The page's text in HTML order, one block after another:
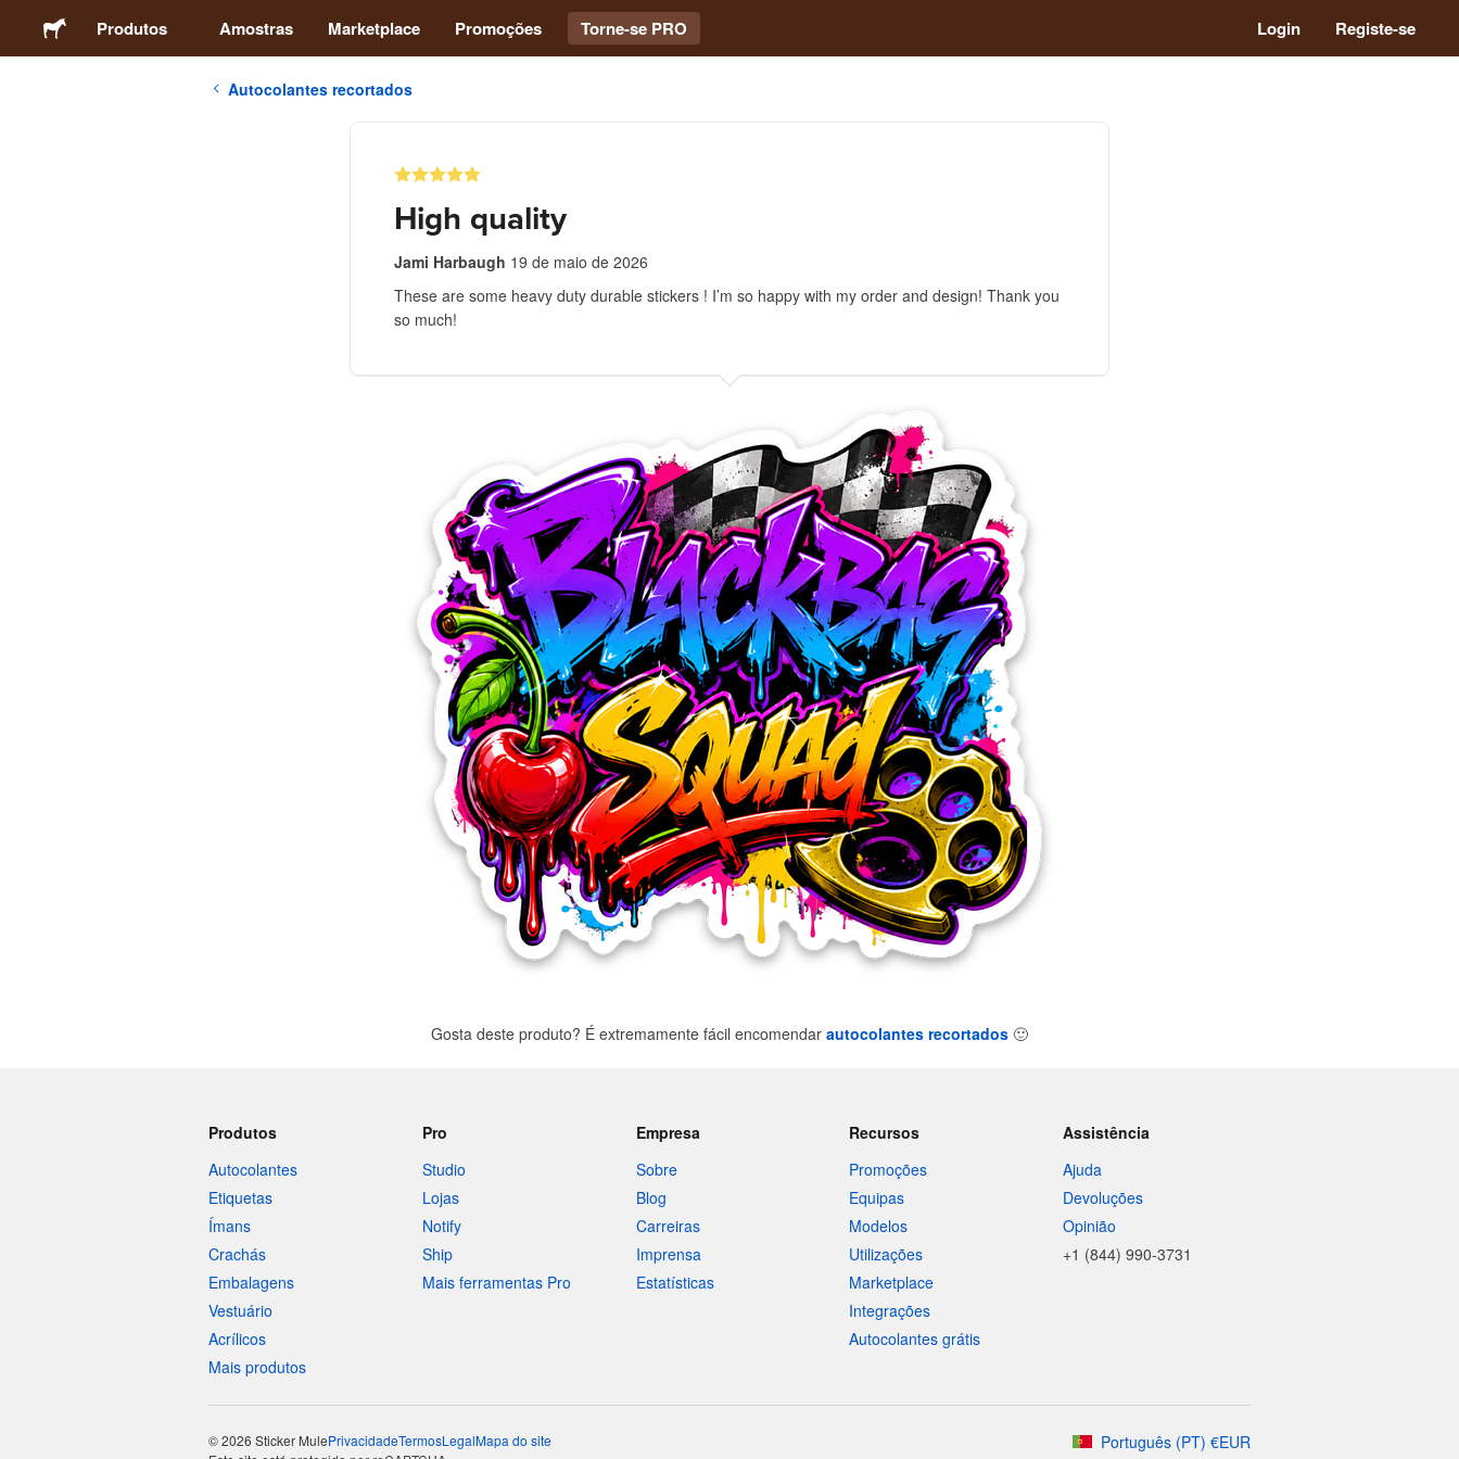
Produtos Amostras Marketplace Promoções Torne-se PRO Login Registe-se
Autocolantes recortados
High quality
Jami Harbaugh 19 de maio de 2026
These are some heavy duty durable stickers ! I’m so happy with my order and design! Thank you
so much!
Gosta deste produto? É extremamente fácil encomendar autocolantes recortados 🙂
Produtos
Autocolantes
Etiquetas
Ímans
Crachás
Embalagens
Vestuário
Acrílicos
Mais produtos
Pro
Studio
Lojas
Notify
Ship
Mais ferramentas Pro
Empresa
Sobre
Blog
Carreiras
Imprensa
Estatísticas
Recursos
Promoções
Equipas
Modelos
Utilizações
Marketplace
Integrações
Autocolantes grátis
Assistência
Ajuda
Devoluções
Opinião
+1 (844) 990-3731
© 2026 Sticker MulePrivacidadeTermosLegalMapa do site Português (PT) €EUR